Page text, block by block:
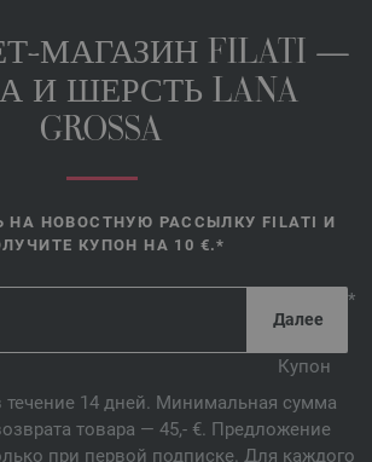
МАГАЗИН FILATI —
И ШЕРСТЬ LANA
GROSSA
НА НОВОСТНУЮ РАССЫЛКУ FILATI И
КУПОН НА 10 €.*
*
Купон
течение 14 дней. Минимальная сумма
товара — 45,- €. Предложение
при первой подписке. Для каждого